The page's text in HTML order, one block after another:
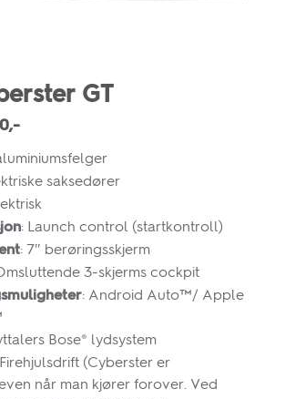
GT
saksedører
: Launch control (startkontroll)
: 7″ berøringsskjerm
3-skjerms cockpit
: Android Auto™/ Apple
Bose® lydsystem
Firehjulsdrift (Cyberster er
når man kjører forover. Ved